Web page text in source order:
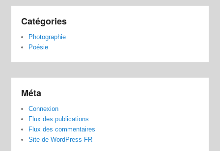
Catégories
Photographie
Poésie
Méta
Connexion
Flux des publications
Flux des commentaires
Site de WordPress-FR